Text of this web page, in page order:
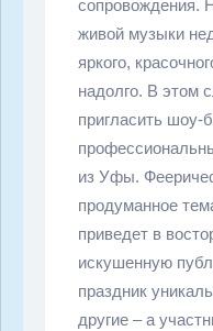
сопровождения.
живой музыки
яркого,
надолго. В этом
пригласить шоу-
из Уфы.
продуманное
приведет в
искушенную
праздник
другие – а